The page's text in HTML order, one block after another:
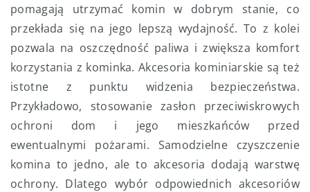
pomagają utrzymać komin w dobrym stanie, co
przekłada się na jego lepszą wydajność. To z kolei
pozwala na oszczędność paliwa i zwiększa komfort
korzystania z kominka. Akcesoria kominiarskie są też
istotne z punktu widzenia bezpieczeństwa.
Przykładowo, stosowanie zasłon przeciwiskrowych
ochroni dom i jego mieszkańców przed
ewentualnymi pożarami. Samodzielne czyszczenie
komina to jedno, ale to akcesoria dodają warstwę
ochrony. Dlatego wybór odpowiednich akcesoriów